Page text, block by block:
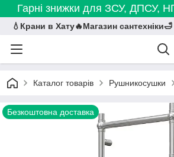
Гарні знижки для ЗСУ, ДПСУ,
💧Крани в Хату🔥Магазин сантехніки🛁
Каталог товарів Рушникосушки
Безкоштовна доставка